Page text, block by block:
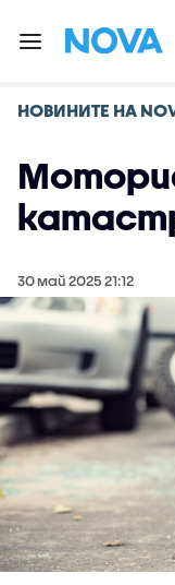
НОВИНИТЕ НА
30 май 2025 21:12